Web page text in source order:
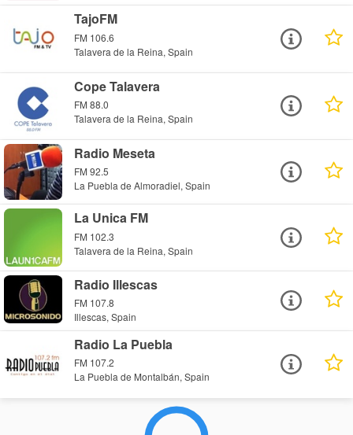
TajoFM
FM 106.6
Talavera de la Reina, Spain
Cope Talavera
FM 88.0
Talavera de la Reina, Spain
Radio Meseta
FM 92.5
La Puebla de Almoradiel, Spain
La Unica FM
FM 102.3
Talavera de la Reina, Spain
Radio Illescas
FM 107.8
Illescas, Spain
Radio La Puebla
FM 107.2
La Puebla de Montalbán, Spain